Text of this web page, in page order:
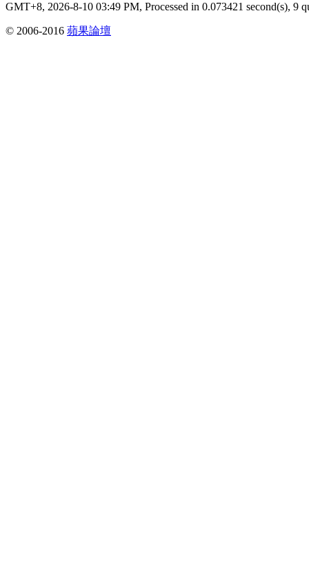
GMT+8, 2026-8-10 03:49 PM, Processed in 0.073421 second(s), 9
© 2006-2016 蘋果論壇